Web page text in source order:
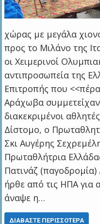
χώρας με μεγάλα
προς το Μιλάνο της
οι Χειμερινοί
αντιπροσωπεία της
Επιτροπής που
Αράχωβα
διακεκριμένοι
Δίστομο, ο
Σκι Αυγέρης
Πρωταθλήτρια
Πατινάζ
ήρθε από τις ΗΠΑ
άναψε η…
ΔΙΑΒΆΣΤΕ ΠΕΡΙΣΣΌΤΕΡΑ